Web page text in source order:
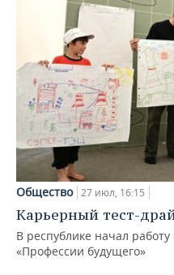
Общество 27 июл, 16:15
Карьерный тест-
В республике начал
«Профессии будущего»